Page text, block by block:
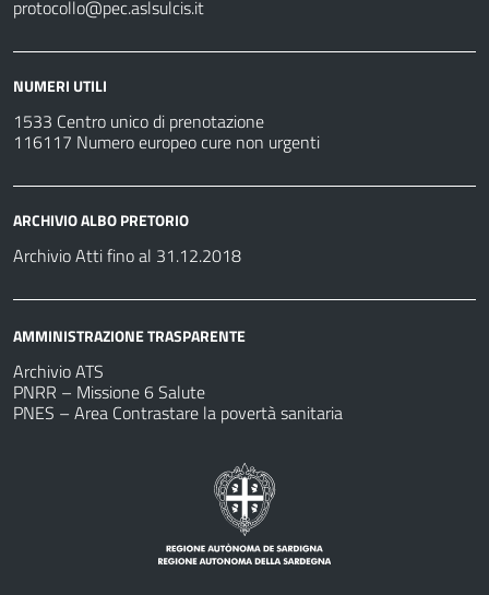
protocollo@pec.aslsulcis.it
NUMERI UTILI
1533 Centro unico di prenotazione
116117 Numero europeo cure non urgenti
ARCHIVIO ALBO PRETORIO
Archivio Atti fino al 31.12.2018
AMMINISTRAZIONE TRASPARENTE
Archivio ATS
PNRR – Missione 6 Salute
PNES – Area Contrastare la povertà sanitaria